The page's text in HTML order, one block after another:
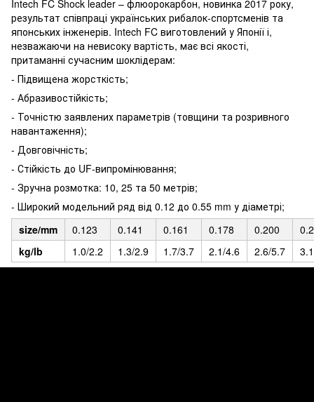
Intech FC Shock leader – флюорокарбон, новинка 2017 року,
результат співпраці українських рибалок-спортсменів та
японських інженерів. Intech FC виготовлений у Японії і,
незважаючи на невисоку вартість, має всі якості,
притаманні сучасним шоклідерам:
- Підвищена жорсткість;
- Абразивостійкість;
- Точністю заявлених параметрів (товщини та розривного
навантаження);
- Довговічність;
- Стійкість до UF-випромінювання;
- Зручна розмотка: 10, 25 та 50 метрів;
- Широкий модельний ряд від 0.12 до 0.55 mm у діаметрі;
size/mm
0.123 0.141 0.161 0.178 0.200
kg/lb
1.0/2.2 1.3/2.9 1.7/3.7 2.1/4.6 2.6/5.7